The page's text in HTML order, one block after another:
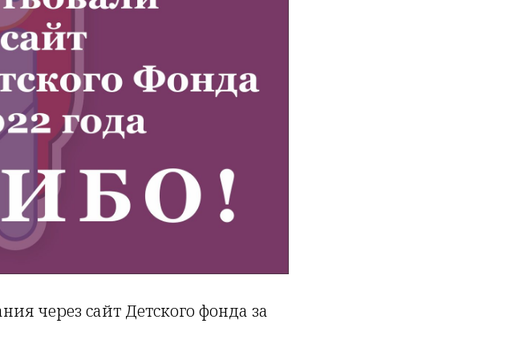
через сайт Детского фонда за